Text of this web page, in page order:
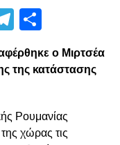
Telegram
ο Μιρτσέα
της κατάστασης
Ρουμανίας
χώρας τις